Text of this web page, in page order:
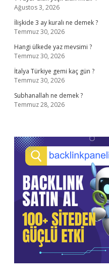
Ağustos 3, 2026
İlişkide 3 ay kuralı ne demek ?
Temmuz 30, 2026
Hangi ülkede yaz mevsimi ?
Temmuz 30, 2026
İtalya Türkiye gemi kaç gün ?
Temmuz 30, 2026
Subhanallah ne demek ?
Temmuz 28, 2026